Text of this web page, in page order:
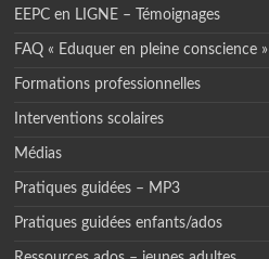
EEPC en LIGNE – Témoignages
FAQ « Eduquer en pleine conscience »
Formations professionnelles
Interventions scolaires
Médias
Pratiques guidées – MP3
Pratiques guidées enfants/ados